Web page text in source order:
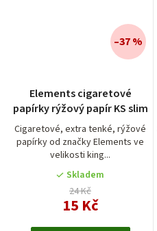
Elements cigaretové
papírky rýžový papír KS slim
Cigaretové, extra tenké, rýžové
papírky od značky Elements ve
velikosti king...
Skladem
24 Kč
15 Kč
–37 %